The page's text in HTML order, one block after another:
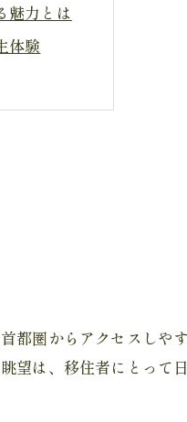
魅力とは
体験
い関係
暮らし方
イント
例
店の役割
都圏からアクセスしや
望は、移住者にとって